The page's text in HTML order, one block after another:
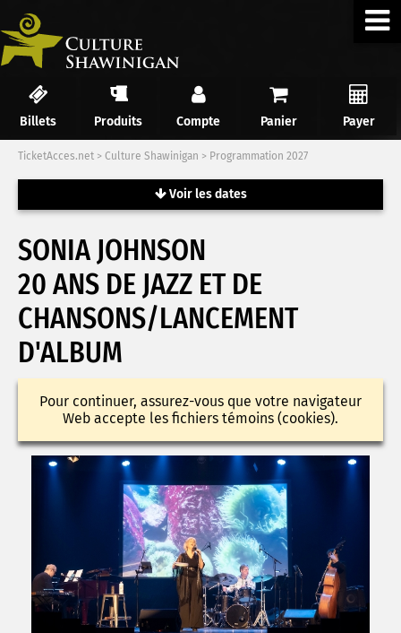
Billets Produits Compte Panier Payer
TicketAcces.net > Culture Shawinigan > Programmation 2027
Voir les dates
SONIA JOHNSON
20 ANS DE JAZZ ET DE
CHANSONS/LANCEMENT
D'ALBUM
Pour continuer, assurez-vous que votre navigateur
Web accepte les fichiers témoins (cookies).